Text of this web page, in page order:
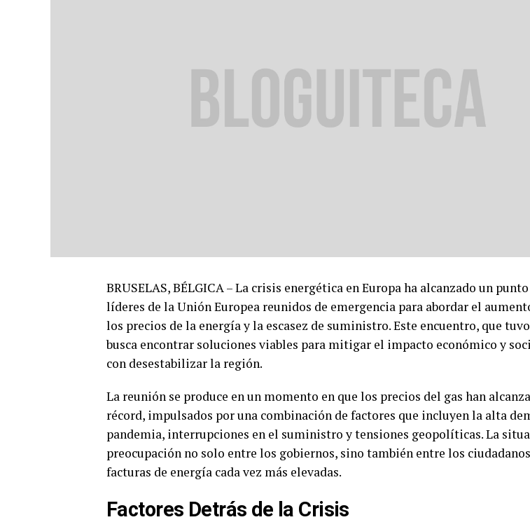
BRUSELAS, BÉLGICA – La crisis energética en Europa ha alcanzado un
líderes de la Unión Europea reunidos de emergencia para abordar el
los precios de la energía y la escasez de suministro. Este encuentro, que
busca encontrar soluciones viables para mitigar el impacto económico y
con desestabilizar la región.
La reunión se produce en un momento en que los precios del gas han
récord, impulsados por una combinación de factores que incluyen la alta
pandemia, interrupciones en el suministro y tensiones geopolíticas. La
preocupación no solo entre los gobiernos, sino también entre los
facturas de energía cada vez más elevadas.
Factores Detrás de la Crisis